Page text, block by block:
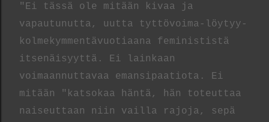
"Ei tässä ole mitään kivaa ja
vapautunutta, uutta tyttövoima-löytyy-
kolmekymmentävuotiaana feminististä
itsenäisyyttä. Ei lainkaan
voimaannuttavaa emansipaatiota. Ei
mitään "katsokaa häntä, hän toteuttaa
naiseuttaan niin vailla rajoja, sepä